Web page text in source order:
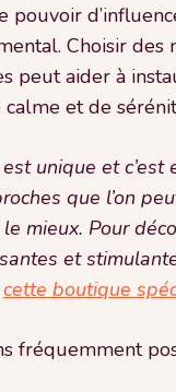
pouvoir
Choisir des
peut aider à
et de
unique et c’est
que l’on
mieux. Pour
et
cette boutique
fréquemment